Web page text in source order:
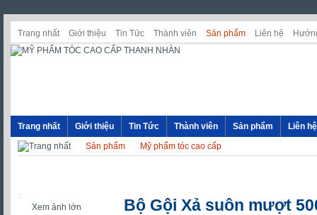
Trang nhất Giới thiệu Tin Tức Thành viên Sản phẩm Liên hệ
Trang nhất Giới thiệu Tin Tức Thành viên Sản phẩm
Liên hệ
Sản phẩm
Mỹ phẩm tóc cao cấp
Xem ảnh lớn Bộ Gội Xả suôn mượt